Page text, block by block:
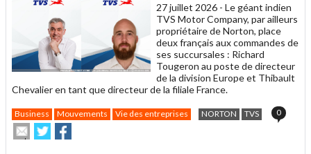
27 juillet 2026 - Le géant indien
TVS Motor Company, par ailleurs
propriétaire de Norton, place
deux français aux commandes de
ses succursales : Richard
Tougeron au poste de directeur
de la division Europe et Thibault
Chevalier en tant que directeur de la filiale France.
Business Mouvements Vie des entreprises NORTON TVS 0
Envoyer
cet
Partager
sur
sur